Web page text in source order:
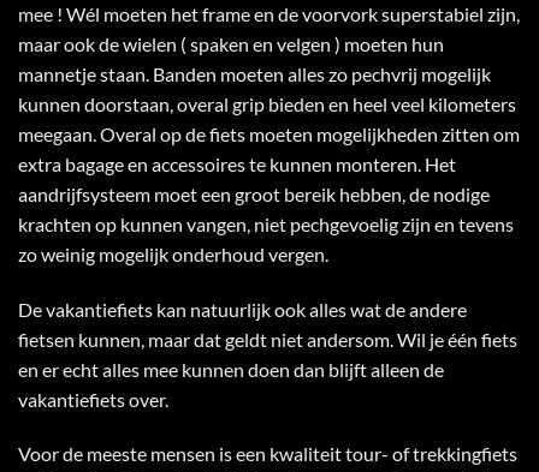
mee ! Wél moeten het frame en de voorvork superstabiel zijn,
maar ook de wielen ( spaken en velgen ) moeten hun
mannetje staan. Banden moeten alles zo pechvrij mogelijk
kunnen doorstaan, overal grip bieden en heel veel kilometers
meegaan. Overal op de fiets moeten mogelijkheden zitten om
extra bagage en accessoires te kunnen monteren. Het
aandrijfsysteem moet een groot bereik hebben, de nodige
krachten op kunnen vangen, niet pechgevoelig zijn en tevens
zo weinig mogelijk onderhoud vergen.
De vakantiefiets kan natuurlijk ook alles wat de andere
fietsen kunnen, maar dat geldt niet andersom. Wil je één fiets
en er echt alles mee kunnen doen dan blijft alleen de
vakantiefiets over.
Voor de meeste mensen is een kwaliteit tour- of trekkingfiets